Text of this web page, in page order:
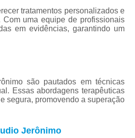
Tratamento
Tratamento para
Tratamento
Tratamento de
Tratamento de
Tratamento de
Tratamento
tratamentos personalizados e
uma equipe de profissionais
em evidências, garantindo um
são pautados em técnicas
Essas abordagens terapêuticas
segura, promovendo a superação
Jerônimo